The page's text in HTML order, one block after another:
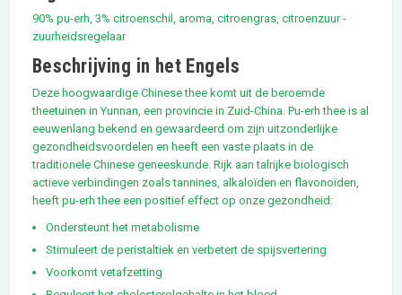
90% pu-erh, 3% citroenschil, aroma, citroengras, citroenzuur -
zuurheidsregelaar
Beschrijving in het Engels
Deze hoogwaardige Chinese thee komt uit de beroemde
theetuinen in Yunnan, een provincie in Zuid-China. Pu-erh thee is al
eeuwenlang bekend en gewaardeerd om zijn uitzonderlijke
gezondheidsvoordelen en heeft een vaste plaats in de
traditionele Chinese geneeskunde. Rijk aan talrijke biologisch
actieve verbindingen zoals tannines, alkaloïden en flavonoïden,
heeft pu-erh thee een positief effect op onze gezondheid:
Ondersteunt het metabolisme
Stimuleert de peristaltiek en verbetert de spijsvertering
Voorkomt vetafzetting